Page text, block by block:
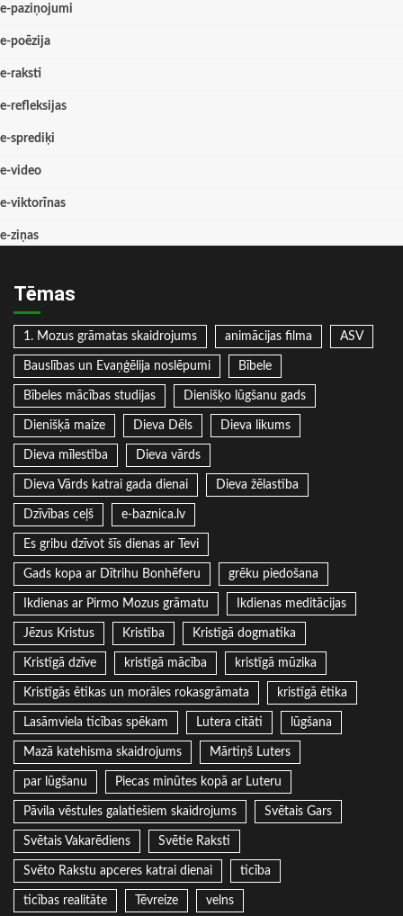
e-paziņojumi
e-poēzija
e-raksti
e-refleksijas
e-sprediķi
e-video
e-viktorīnas
e-ziņas
Tēmas
1. Mozus grāmatas skaidrojums animācijas filma ASV
Bauslības un Evaņģēlija noslēpumi Bībele
Bībeles mācības studijas Dienišķo lūgšanu gads
Dienišķā maize Dieva Dēls Dieva likums
Dieva mīlestība Dieva vārds
Dieva Vārds katrai gada dienai Dieva žēlastība
Dzīvības ceļš e-baznica.lv
Es gribu dzīvot šīs dienas ar Tevi
Gads kopa ar Dītrihu Bonhēferu grēku piedošana
Ikdienas ar Pirmo Mozus grāmatu Ikdienas meditācijas
Jēzus Kristus Kristība Kristīgā dogmatika
Kristīgā dzīve kristīgā mācība kristīgā mūzika
Kristīgās ētikas un morāles rokasgrāmata kristīgā ētika
Lasāmviela ticības spēkam Lutera citāti lūgšana
Mazā katehisma skaidrojums Mārtiņš Luters
par lūgšanu Piecas minūtes kopā ar Luteru
Pāvila vēstules galatiešiem skaidrojums Svētais Gars
Svētais Vakarēdiens Svētie Raksti
Svēto Rakstu apceres katrai dienai ticība
ticības realitāte Tēvreize velns